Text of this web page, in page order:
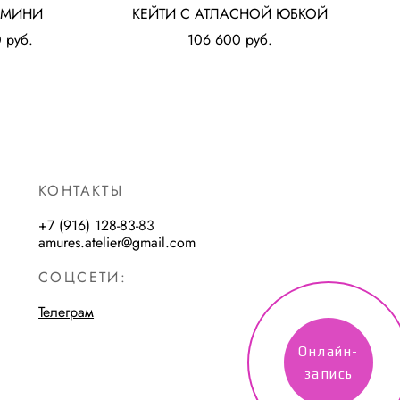
Онлайн-
запись
pуб.
КЕЙТИ С АТЛАСНОЙ ЮБКОЙ
106 600 pуб.
КОНТАКТЫ
+7 (916) 128-83-83
amures.atelier@gmail.com
СОЦСЕТИ:
Телеграм